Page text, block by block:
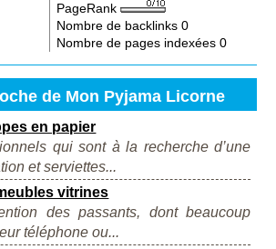
PageRank
Nombre de backlinks0
Nombre de pages indexées0
de Mon Pyjama Licorne
en papier
qui sont à la recherche d’une
et serviettes...
vitrines
des passants, dont beaucoup
téléphone ou...